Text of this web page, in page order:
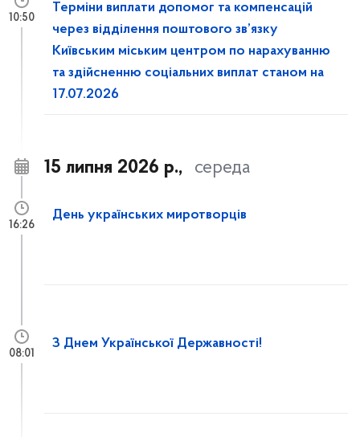
Терміни виплати допомог та компенсацій
через відділення поштового зв’язку
Київським міським центром по нарахуванню
та здійсненню соціальних виплат станом на
17.07.2026
10:50
15 липня 2026 р., середа
День українських миротворців
16:26
З Днем Української Державності!
08:01